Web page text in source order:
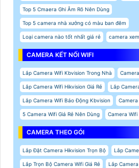
Top 5 Cmaera Ghi Âm Rõ Nên Dùng
Top 5 camera nhà xưởng có màu ban đêm
Loại camera nào tốt nhất giá rẻ camera
CAMERA KẾT NỐI WIFI
Lắp Camera Wifi Kbvision Trong Nhà
Lắp Camera Wifi Hikvision Giá Rẻ Lắp
Lắp Camera Wifi Báo Động Kbvision Camera
5 Camera Wifi Giá Rẻ Nên Dùng Camera
CAMERA THEO GÓI
Lắp Đặt Camera Hikvision Trọn Bộ Lắp
Lắp Trọn Bộ Camera Wifi Giá Rẻ Lắp Camera